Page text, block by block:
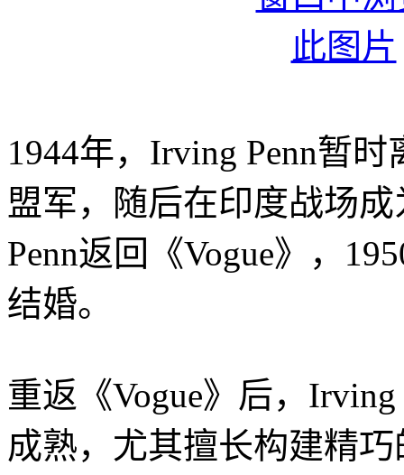
1944年，Irving Penn暂
盟军，随后在印度战场
Penn返回《Vogue》，
结婚。
重返《Vogue》后，
成熟，尤其擅长构建精